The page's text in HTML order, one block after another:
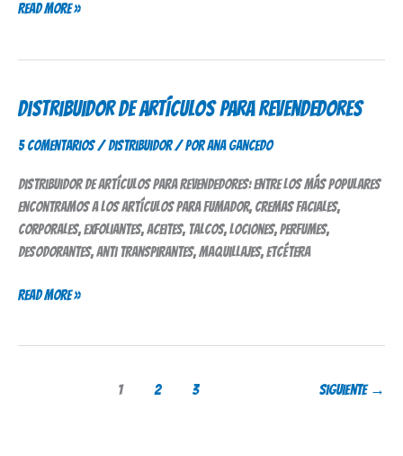
Read More »
Distribuidor de Artículos para Revendedores
5 comentarios/Distribuidor/ PorAna Gancedo
Distribuidor de artículos para revendedores: entre los más populares
encontramos a los artículos para fumador, cremas faciales,
corporales, exfoliantes, aceites, talcos, lociones, perfumes,
desodorantes, anti transpirantes, maquillajes, etcétera
Distribuidor
Artículos
Read More »
1 2 3 Siguiente →